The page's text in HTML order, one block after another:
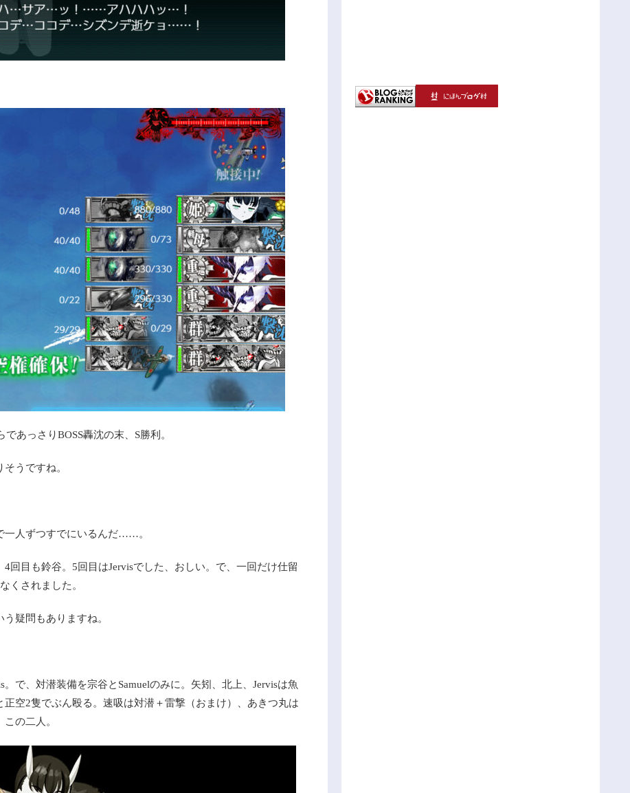
あっさりBOSS轟沈の末、S勝利。
うですね。
一人ずつすでにいるんだ……。
目も鈴谷。5回目はJervisでした、おしい。で、一回だけ仕留
くされました。
疑問もありますね。
で、対潜装備を宗谷とSamuelのみに。矢矧、北上、Jervisは魚
空2隻でぶん殴る。速吸は対潜＋雷撃（おまけ）、あきつ丸は
の二人。